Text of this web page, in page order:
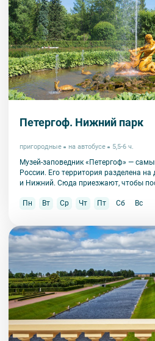
Петергоф. Нижний парк
пригородные на автобусе 5,5-6 ч.
Музей-заповедник «Петергоф» —
России. Его территория разделена
и Нижний. Сюда приезжают, чтобы
Пн
Вт Ср Чт Пт Сб Вс